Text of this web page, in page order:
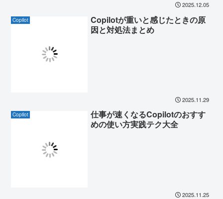
2025.12.05
Copilot
Copilotが重いと感じたときの原
因と対処法まとめ
2025.11.29
Copilot
仕事が速くなるCopilotのおすす
めの使い方実践テク大全
2025.11.25